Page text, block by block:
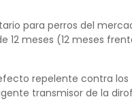
para perros del
12 meses (12 meses
repelente contra
transmisor de la